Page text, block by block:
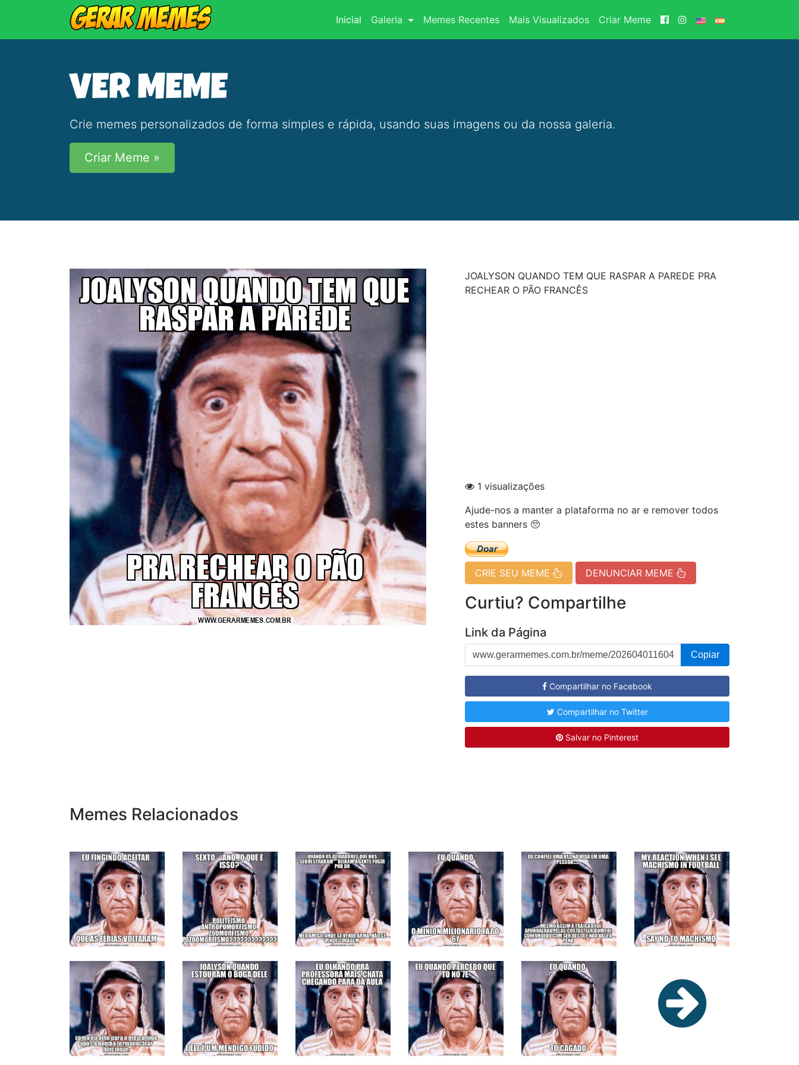
Inicial(current)
Galeria Memes Recentes Mais Visualizados Criar Meme
VER MEME
Crie memes personalizados de forma simples e rápida, usando suas imagens ou da nossa galeria.
Criar Meme »
JOALYSON QUANDO TEM QUE RASPAR A PAREDE PRA
RECHEAR O PÃO FRANCÊS
1 visualizações
Ajude-nos a manter a plataforma no ar e remover todos
estes banners 🥺
CRIE SEU MEME DENUNCIAR MEME
Curtiu? Compartilhe
Link da Página
Copiar
Compartilhar no Facebook
Compartilhar no Twitter
Salvar no Pinterest
Memes Relacionados